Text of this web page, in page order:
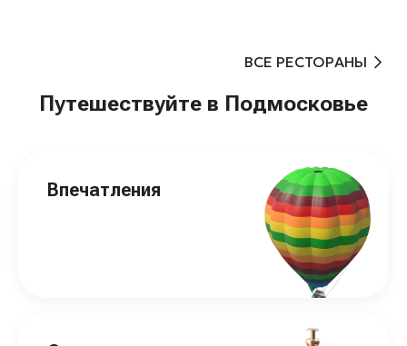
ВСЕ РЕСТОРАНЫ
Путешествуйте в Подмосковье
Впечатления